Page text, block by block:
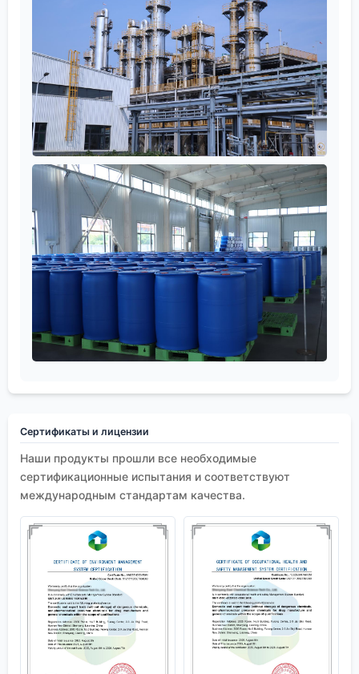
Сертификаты и лицензии
Наши продукты прошли все необходимые
сертификационные испытания и соответствуют
международным стандартам качества.